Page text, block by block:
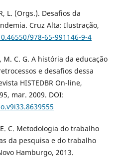
L. (Orgs.). Desafios da
Cruz Alta: Ilustração,
978-65-991146-9-4
M. C. G. A história da educação
e desafios dessa
HISTEDBR On-line,
mar. 2009. DOI:
E. C. Metodologia do trabalho
da pesquisa e do trabalho
Hamburgo, 2013.